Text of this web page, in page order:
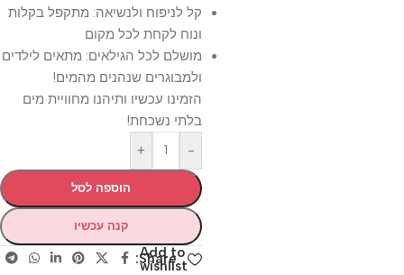
קל לניפוח ולנשיאה: מתקפל בקלות
ונוח לקחת לכל מקום
מושלם לכל הגילאים: מתאים לילדים
ולמבוגרים שנהנים מהמים!
הזמינו עכשיו ותיהנו מחוויית מים
בלתי נשכחת!
-
+
הוספה לסל
קנה עכשיו
Add to
wishlist
Share: